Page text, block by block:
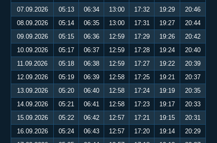
07.09.2026
05:13 06:34 13:00 17:32 19:29
20:46
08.09.2026
05:14 06:35 13:00 17:31 19:27
20:44
09.09.2026
05:15 06:36 12:59 17:29 19:26
20:42
10.09.2026
05:17 06:37 12:59 17:28 19:24
20:40
11.09.2026
05:18 06:38 12:59 17:27 19:22
20:39
12.09.2026
05:19 06:39 12:58 17:25 19:21
20:37
13.09.2026
05:20 06:40 12:58 17:24 19:19
20:35
14.09.2026
05:21 06:41 12:58 17:23 19:17
20:33
15.09.2026
05:22 06:42 12:57 17:21 19:15
20:31
16.09.2026
05:24 06:43 12:57 17:20 19:14
20:29